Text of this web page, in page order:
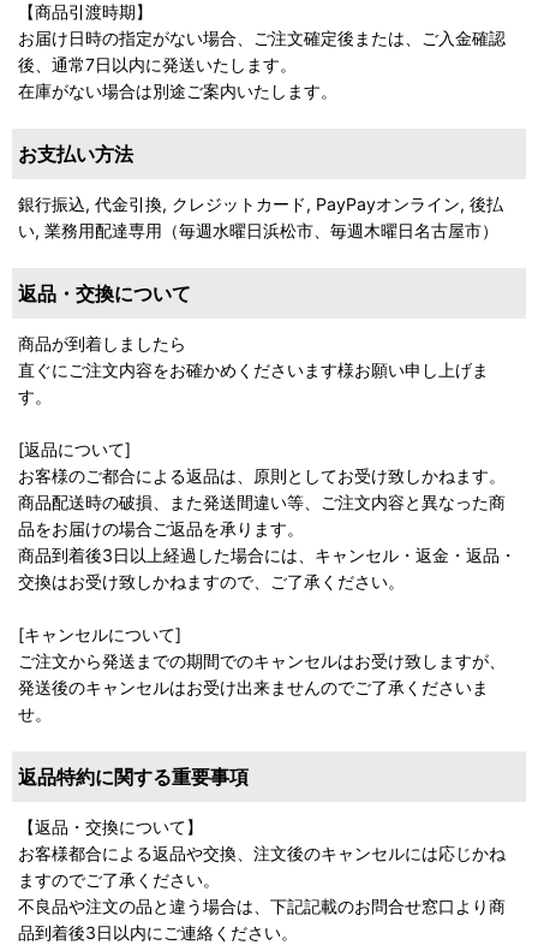
【商品引渡時期】
お届け日時の指定がない場合、ご注文確定後または、ご入金確認
後、通常7日以内に発送いたします。
在庫がない場合は別途ご案内いたします。
お支払い方法
銀行振込, 代金引換, クレジットカード, PayPayオンライン, 後払
い, 業務用配達専用（毎週水曜日浜松市、毎週木曜日名古屋市）
返品・交換について
商品が到着しましたら
直ぐにご注文内容をお確かめくださいます様お願い申し上げま
す。
[返品について]
お客様のご都合による返品は、原則としてお受け致しかねます。
商品配送時の破損、また発送間違い等、ご注文内容と異なった商
品をお届けの場合ご返品を承ります。
商品到着後3日以上経過した場合には、キャンセル・返金・返品・
交換はお受け致しかねますので、ご了承ください。
[キャンセルについて]
ご注文から発送までの期間でのキャンセルはお受け致しますが、
発送後のキャンセルはお受け出来ませんのでご了承くださいま
せ。
返品特約に関する重要事項
【返品・交換について】
お客様都合による返品や交換、注文後のキャンセルには応じかね
ますのでご了承ください。
不良品や注文の品と違う場合は、下記記載のお問合せ窓口より商
品到着後3日以内にご連絡ください。